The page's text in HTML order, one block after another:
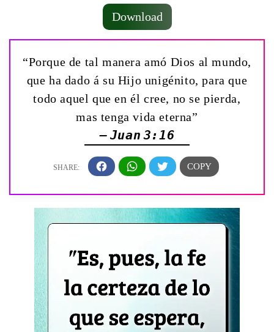
Download
“Porque de tal manera amó Dios al mundo,
que ha dado á su Hijo unigénito, para que
todo aquel que en él cree, no se pierda,
mas tenga vida eterna”
— Juan 3:16